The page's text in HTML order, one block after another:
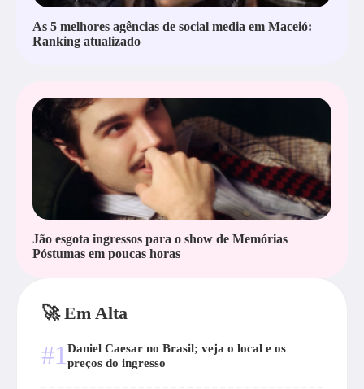
As 5 melhores agências de social media em Maceió:
Ranking atualizado
Jão esgota ingressos para o show de Memórias
Póstumas em poucas horas
🚀 Em Alta
#1 Daniel Caesar no Brasil; veja o local e os
preços do ingresso